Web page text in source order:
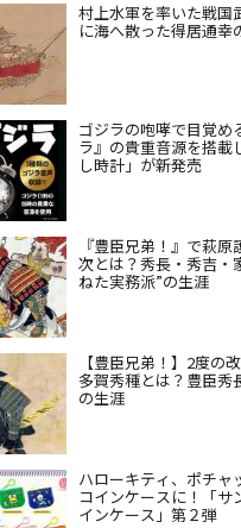
村上水軍を率いた戦国
に海へ散った得居通幸
ゴジラの咆哮で目覚
ラ』の貴重音源を搭載
し時計」が新発売
『豊臣兄弟！』で萩
次とは？秀長・秀吉・
ねた実務派”の生涯
【豊臣兄弟！】2度の
多賀秀種とは？豊臣秀
の生涯
ハローキティ、ポチャ
コインケースに！「サ
インケース」第２弾